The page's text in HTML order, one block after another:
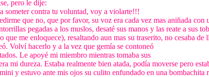
pero le dije:
someter contra tu voluntad, voy a violarte!!!
que no, que por favor, su voz era cada vez mas aniñada
pegadas a los muslos, desaté sus manos y las reate a sus
que me enloquece), resaltando aun mas su traserito, no cesaba
Volví hacerlo y a la vez que gemía se contoneó
Le apoyé mi miembro mientras tomaba sus
mi dureza. Estaba realmente bien atada, podía moverse pero
y estuvo ante mis ojos su culito enfundado en una